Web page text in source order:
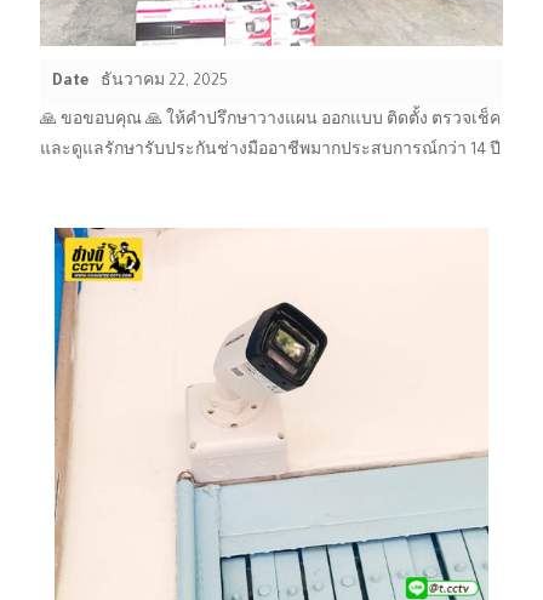
Date ธันวาคม 22, 2025
🙏 ขอขอบคุณ 🙏 ให้คำปรึกษาวางแผน ออกแบบ ติดตั้ง ตรวจเช็ค
และดูแลรักษารับประกันช่างมืออาชีพมากประสบการณ์กว่า 14 ปี